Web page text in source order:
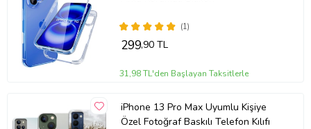
(1)
299,90 TL
31,98 TL'den Başlayan Taksitlerle
iPhone 13 Pro Max Uyumlu Kişiye
Özel Fotoğraf Baskılı Telefon Kılıfı